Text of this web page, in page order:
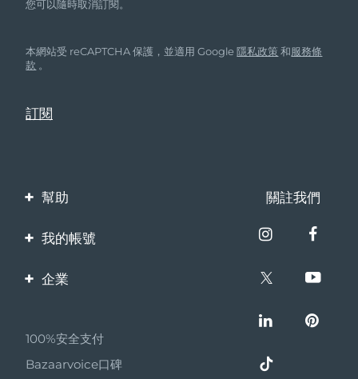
您可以隨時取消訂閱。
本網站受 reCAPTCHA 保護，並適用 Google隱私政策 和服務條
款 。
幫助
聯繫我們
保修與退換貨
關註我們
我的帳號
產品註冊
企業
夥伴計畫
聯盟新聞
100%安全支付
Bazaarvoice口碑